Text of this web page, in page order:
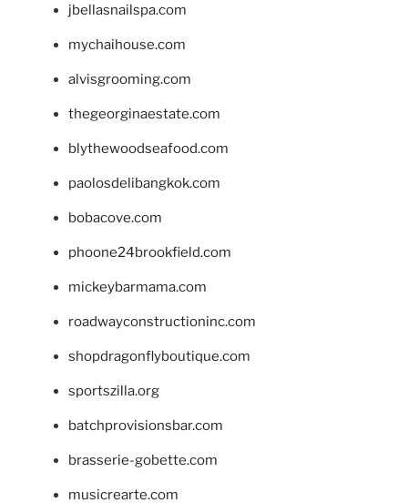
jbellasnailspa.com
mychaihouse.com
alvisgrooming.com
thegeorginaestate.com
blythewoodseafood.com
paolosdelibangkok.com
bobacove.com
phoone24brookfield.com
mickeybarmama.com
roadwayconstructioninc.com
shopdragonflyboutique.com
sportszilla.org
batchprovisionsbar.com
brasserie-gobette.com
musicrearte.com